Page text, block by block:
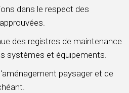
dans le respect des
des registres de maintenance
systèmes et équipements.
paysager et de